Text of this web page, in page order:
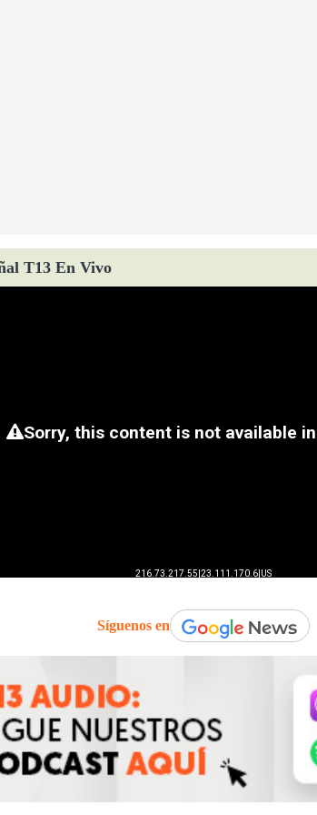
T13 En Vivo
Síguenos en